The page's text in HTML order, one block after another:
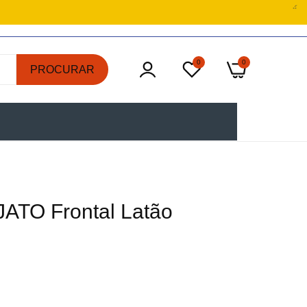
PROCURAR
0 0
Frontal Latão